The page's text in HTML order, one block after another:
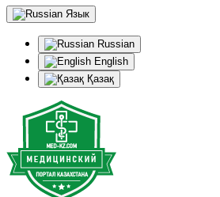
Язык
Russian
English
Қазақ